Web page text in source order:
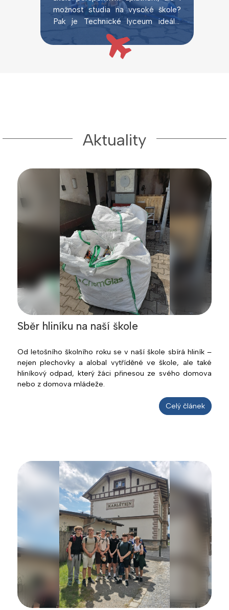
možnost studia na vysoké škole?
Pak je Technické lyceum ideální
Aktuality
Sběr hliníku na naší škole
Od letošního školního roku se v naší škole sbírá hliník –
nejen plechovky a alobal vytříděné ve škole, ale také
hliníkový odpad, který žáci přinesou ze svého domova
nebo z domova mládeže.
Celý článek